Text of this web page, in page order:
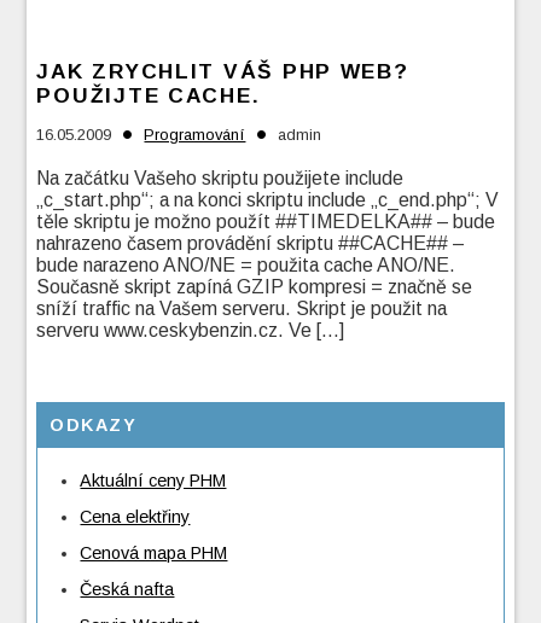
JAK ZRYCHLIT VÁŠ PHP WEB?
POUŽIJTE CACHE.
16.05.2009 • Programování • admin
Na začátku Vašeho skriptu použijete include
„c_start.php“; a na konci skriptu include „c_end.php“; V
těle skriptu je možno použít ##TIMEDELKA## – bude
nahrazeno časem provádění skriptu ##CACHE## –
bude narazeno ANO/NE = použita cache ANO/NE.
Současně skript zapíná GZIP kompresi = značně se
sníží traffic na Vašem serveru. Skript je použit na
serveru www.ceskybenzin.cz. Ve […]
ODKAZY
Aktuální ceny PHM
Cena elektřiny
Cenová mapa PHM
Česká nafta